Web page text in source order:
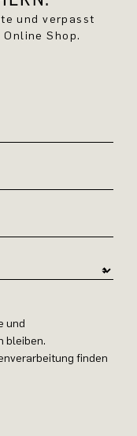
und verpasst
Online Shop.
und
bleiben.
finden